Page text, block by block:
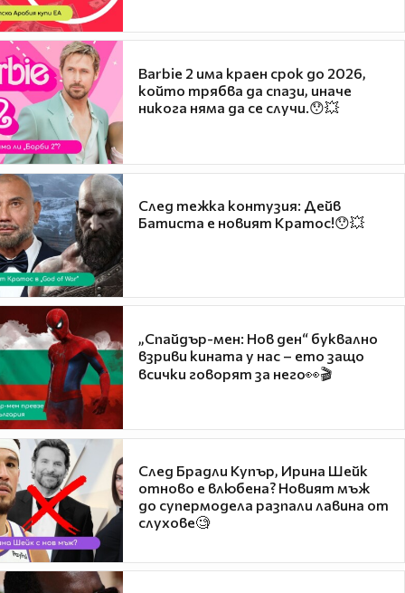
Barbie 2 има краен срок до 2026,
който трябва да спази, иначе
никога няма да се случи.😯💥
След тежка контузия: Дейв
Батиста е новият Кратос!😯💥
„Спайдър-мен: Нов ден“ буквално
взриви кината у нас – ето защо
всички говорят за него👀🎬
След Брадли Купър, Ирина Шейк
отново е влюбена? Новият мъж
до супермодела разпали лавина от
слухове🧐